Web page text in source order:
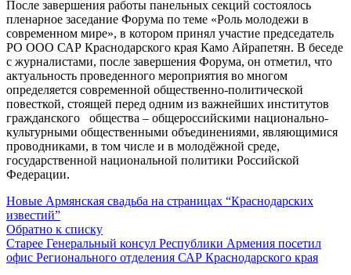
После завершения работы панельных секций состоялось
пленарное заседание Форума по теме «Роль молодежи в
современном мире», в котором принял участие председатель
РО ООО САР Краснодарского края Камо Айрапетян. В беседе
с журналистами, после завершения Форума, он отметил, что
актуальность проведенного мероприятия во многом
определяется современной общественно-политической
повесткой, стоящей перед одним из важнейших институтов
гражданского общества – общероссийскими национально-
культурными общественными объединениями, являющимися
проводниками, в том числе и в молодёжной среде,
государственной национальной политики Российской
Федерации.
Новые Армянская свадьба на страницах “Краснодарских
известий”
Обратно к списку
Старее Генеральный консул Республики Армения посетил
офис Регионального отделения САР Краснодарского края